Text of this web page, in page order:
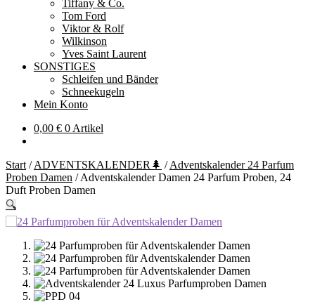
Tiffany & Co.
Tom Ford
Viktor & Rolf
Wilkinson
Yves Saint Laurent
SONSTIGES
Schleifen und Bänder
Schneekugeln
Mein Konto
0,00 € 0 Artikel
Start /ADVENTSKALENDER🌲 /Adventskalender 24 Parfum
Proben Damen /Adventskalender Damen 24 Parfum Proben, 24
Duft Proben Damen
🔍